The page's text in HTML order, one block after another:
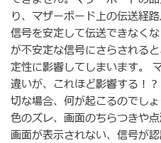
り、マザーボード上の伝送経
信号を安定して伝送できなく
が不安定な信号にさらされる
定性に影響してしまいます。
違いが、これほど影響する！
切な場合、何が起こるのでし
色のズレ、画面のちらつきや
画面が表示されない、信号が